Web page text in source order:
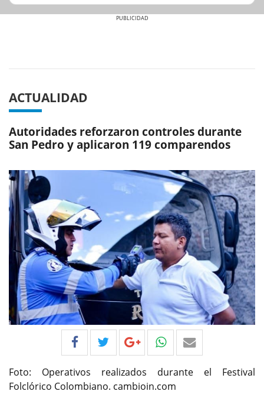
ACTUALIDAD
Autoridades reforzaron controles durante
San Pedro y aplicaron 119 comparendos
Foto: Operativos realizados durante el Festival
Folclórico Colombiano. cambioin.com